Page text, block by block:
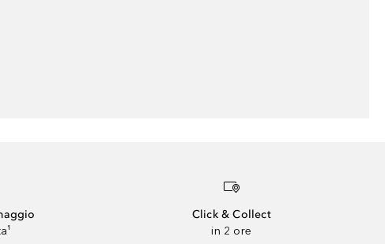
Click & Collect
in 2 ore